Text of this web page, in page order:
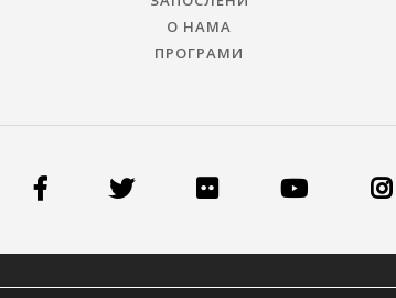
О НАМА
ПРОГРАМИ